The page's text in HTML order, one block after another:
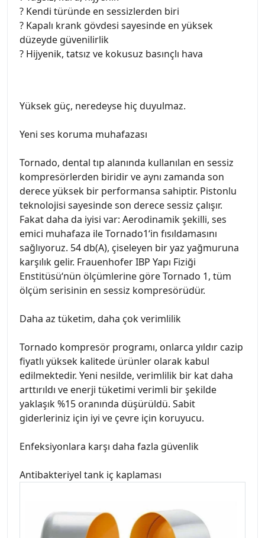
? Kendi türünde en sessizlerden biri
? Kapalı krank gövdesi sayesinde en yüksek
düzeyde güvenilirlik
? Hijyenik, tatsız ve kokusuz basınçlı hava
Yüksek güç, neredeyse hiç duyulmaz.
Yeni ses koruma muhafazası
Tornado, dental tıp alanında kullanılan en sessiz
kompresörlerden biridir ve aynı zamanda son
derece yüksek bir performansa sahiptir. Pistonlu
teknolojisi sayesinde son derece sessiz çalışır.
Fakat daha da iyisi var: Aerodinamik şekilli, ses
emici muhafaza ile Tornado1‘in fısıldamasını
sağlıyoruz. 54 db(A), çiseleyen bir yaz yağmuruna
karşılık gelir. Frauenhofer IBP Yapı Fiziği
Enstitüsü‘nün ölçümlerine göre Tornado 1, tüm
ölçüm serisinin en sessiz kompresörüdür.
Daha az tüketim, daha çok verimlilik
Tornado kompresör programı, onlarca yıldır cazip
fiyatlı yüksek kalitede ürünler olarak kabul
edilmektedir. Yeni nesilde, verimlilik bir kat daha
arttırıldı ve enerji tüketimi verimli bir şekilde
yaklaşık %15 oranında düşürüldü. Sabit
giderleriniz için iyi ve çevre için koruyucu.
Enfeksiyonlara karşı daha fazla güvenlik
Antibakteriyel tank iç kaplaması